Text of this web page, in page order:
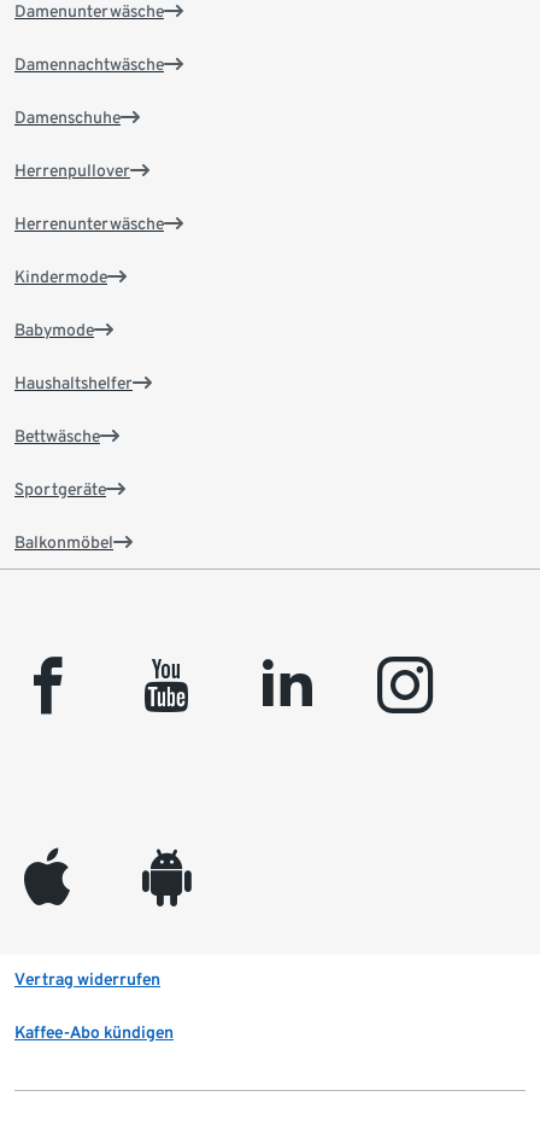
Damenunterwäsche
Damennachtwäsche
Damenschuhe
Herrenpullover
Herrenunterwäsche
Kindermode
Babymode
Haushaltshelfer
Bettwäsche
Sportgeräte
Balkonmöbel
facebook youtube linkedin instagram
appleinc android
Vertrag widerrufen
Kaffee-Abo kündigen